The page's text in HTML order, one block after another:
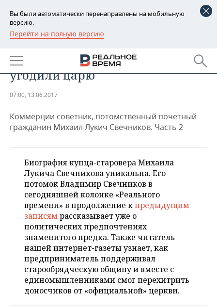
Вы были автоматически перенаправлены на мобильную
версию.
Перейти на полную версию
РЕГИОНЫ
БАШКОРТОСТАН
ТАТАРСТАН
НОВОСТИ
АНАЛИТИКА
ДЕКЛАРАЦИИ О ДОХОДАХ
КОРОЛИ ГОСЗАКАЗА ПФО
ВУЗЫ ТАТАРСТАНА
КОМУ ПРИНАДЛЕЖАТ
ТОРГОВЫЕ ЦЕНТРЫ
ТАТАРСТАНА
НОВОСТИ ЭКОНОМИКИ
ФИНАНСЫ
БАНКИ
БЮДЖЕТ
ИНВЕСТИЦИИ
ПРОМЫШЛЕННОСТЬ
НОВОСТИ
АГРОПРОМ
МАШИНОСТРОЕНИЕ
НЕФТЕХИМИЯ
НЕФТЬ
ЭНЕРГЕТИКА
НЕДВИЖИМОСТЬ
НОВОСТИ НЕДВИЖИМОСТИ
АВТО
НОВОСТИ АВТО
БИЗНЕС
НОВОСТИ БИЗНЕСА
РОЗНИЧНАЯ ТОРГОВЛЯ
ТРАНСПОРТ
УСЛУГИ
ТЕХНОЛОГИИ
НОВОСТИ ТЕХНОЛОГИЙ
МЕДИА
МЕРОПРИЯТИЯ
НОВОСТИ МЕРОПРИЯТИЙ
ВЫЕЗДНАЯ РЕДАКЦИЯ
СПОРТ
НОВОСТИ СПОРТА
ОБЩЕСТВО
староверы обхитрили РПЦ и
угодили царю
07:00, 13.06.2017
Коммерции советник, потомственный почетный
гражданин Михаил Лукич Свечников. Часть 2
Биография купца-старовера Михаила
Лукича Свечникова уникальна. Его
потомок Владимир Свечников в
сегодняшней колонке «Реального
времени» в продолжение кпредыдущим
записямрассказывает уже о
политических предпочтениях
знаменитого предка. Также читатель
нашей интернет-газеты узнает, как
предприниматель поддерживал
старообрядческую общину и вместе с
единомышленниками смог перехитрить
доносчиков от «официальной» церкви.